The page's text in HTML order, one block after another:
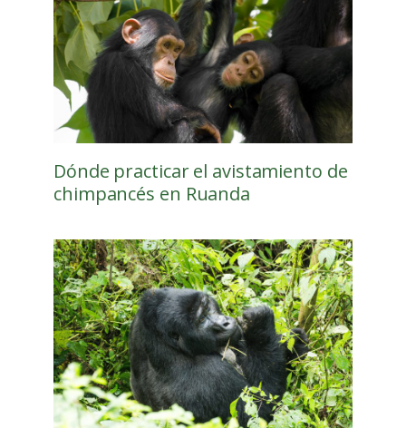
Dónde practicar el avistamiento de
chimpancés en Ruanda